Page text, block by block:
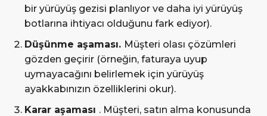
bir yürüyüş gezisi planlıyor ve daha iyi yürüyüş
botlarına ihtiyacı olduğunu fark ediyor).
Düşünme aşaması. Müşteri olası çözümleri
gözden geçirir (örneğin, faturaya uyup
uymayacağını belirlemek için yürüyüş
ayakkabınızın özelliklerini okur).
Karar aşaması . Müşteri, satın alma konusunda